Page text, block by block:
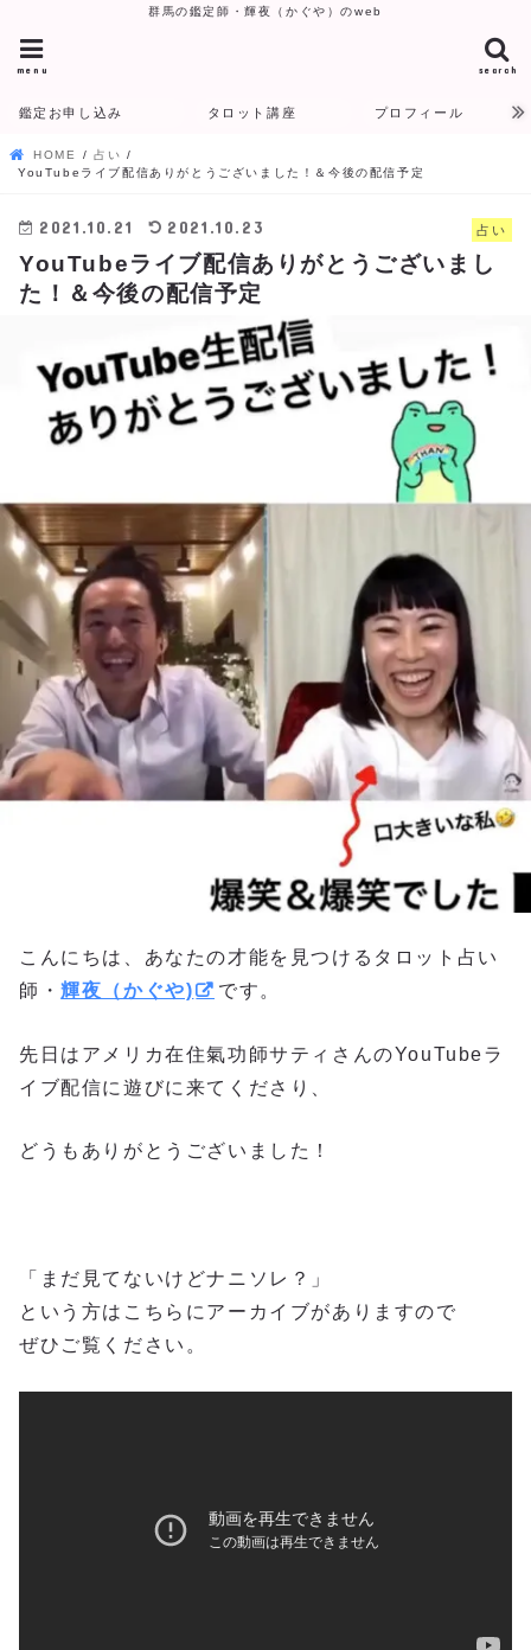
群馬の鑑定師・輝夜（かぐや）のweb
search
menu
鑑定お申し込み タロット講座 プロフィール
HOME
占い
YouTubeライブ配信ありがとうございました！＆今後の配信予定
占い
2021.10.21 2021.10.23
YouTubeライブ配信ありがとうございまし
た！＆今後の配信予定
こんにちは、あなたの才能を見つけるタロット占い
師・輝夜（かぐや) です。
先日はアメリカ在住氣功師サティさんのYouTubeラ
イブ配信に遊びに来てくださり、
どうもありがとうございました！
「まだ見てないけどナニソレ？」
という方はこちらにアーカイブがありますので
ぜひご覧ください。